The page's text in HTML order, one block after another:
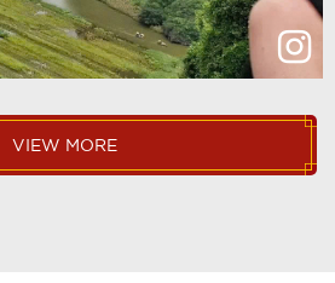
VIEW MORE